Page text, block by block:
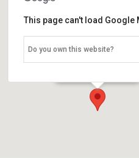
Radio Tonkuhle
Veranstaltungen
This page can't load Google
Do you own this website?